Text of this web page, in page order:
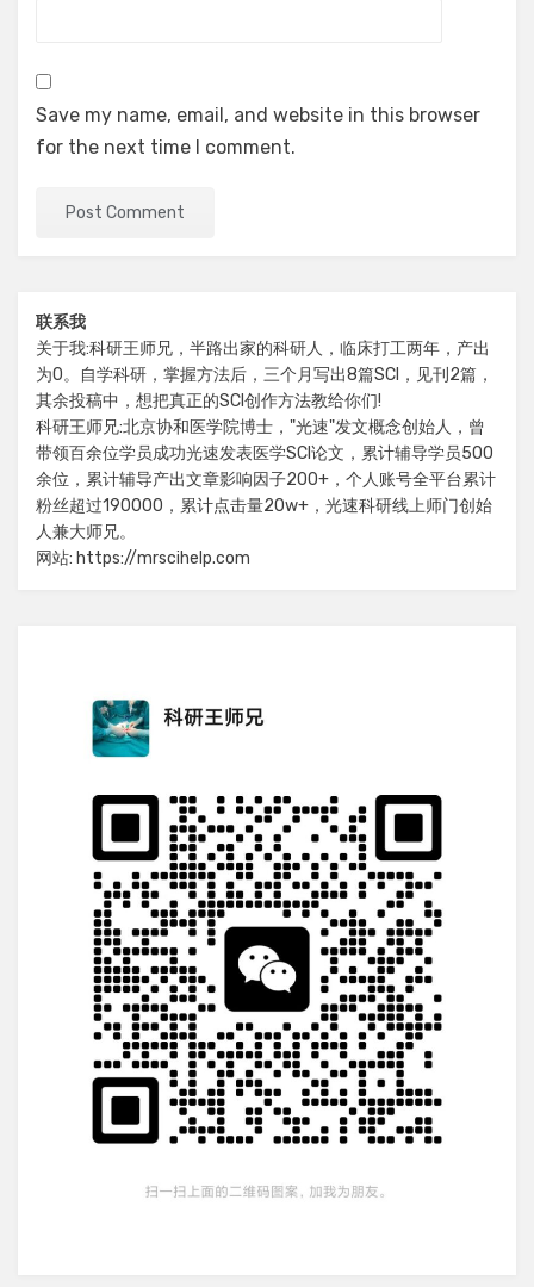
Save my name, email, and website in this browser
for the next time I comment.
联系我
关于我:科研王师兄，半路出家的科研人，临床打工两年，产出
为0。自学科研，掌握方法后，三个月写出8篇SCI，见刊2篇，
其余投稿中，想把真正的SCI创作方法教给你们!
科研王师兄:北京协和医学院博士，"光速"发文概念创始人，曾
带领百余位学员成功光速发表医学SCI论文，累计辅导学员500
余位，累计辅导产出文章影响因子200+，个人账号全平台累计
粉丝超过190000，累计点击量20w+，光速科研线上师门创始
人兼大师兄。
网站: https://mrscihelp.com